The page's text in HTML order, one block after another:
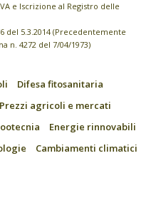
e Iscrizione al Registro delle
del 5.3.2014 (Precedentemente
n. 4272 del 7/04/1973)
Difesa fitosanitaria
Prezzi agricoli e mercati
Energie rinnovabili
Cambiamenti climatici